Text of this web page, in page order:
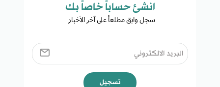
انشئ حساباً خاصاً بك​
سجل وابق مطلعاً على آخر الأخبار ​
تسجيل